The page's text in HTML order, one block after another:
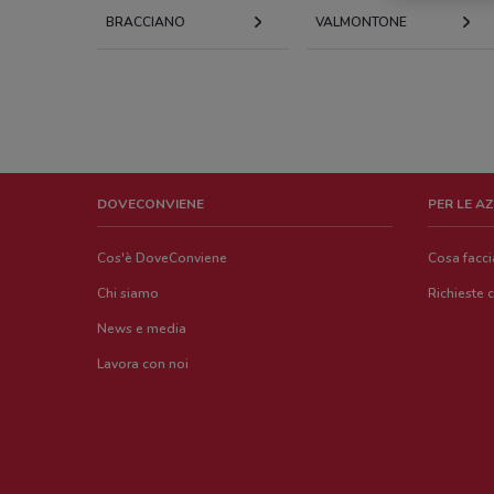
BRACCIANO VALMONTONE
DOVECONVIENE
Cos'è DoveConviene
Chi siamo
News e media
Lavora con noi
PER LE
Cosa
Richieste